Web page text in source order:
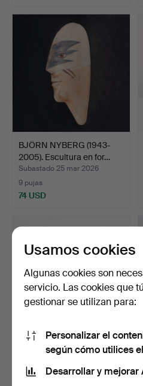
BJÖRN NYBERG (1943-
2005). Escultura en for…
Subastado 25 mar 2026
9 pujas
74 USD
ULLA KRAITZ (FÖDD
1936). Escultura, caball…
Subastado 1 mar 2026
Usamos cookies
Algunas cookies son
servicio. Las cookies que
gestionar se utilizan para:
Personalizar el
según cómo utilices
Desarrollar y mejorar